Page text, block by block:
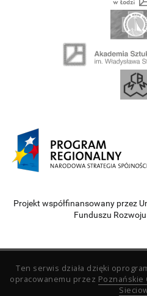
Projekt współfinansowany przez
Funduszu
Ten serwis działa dzięki
opracowanemu przez